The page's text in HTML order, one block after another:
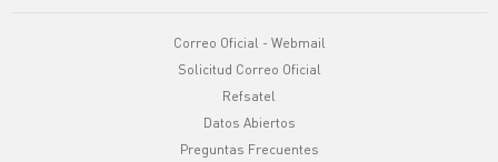
Correo Oficial - Webmail
Solicitud Correo Oficial
Refsatel
Datos Abiertos
Preguntas Frecuentes